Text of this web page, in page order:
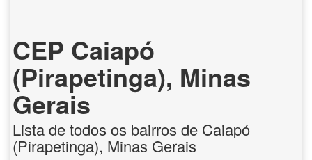
CEP Caiapó
(Pirapetinga), Minas
Gerais
Lista de todos os bairros de Caiapó
(Pirapetinga), Minas Gerais